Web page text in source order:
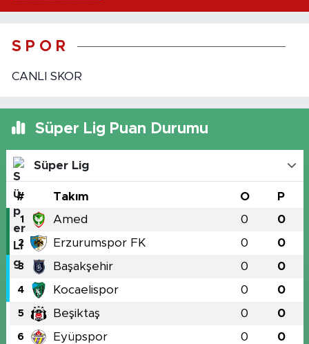
S P O R
CANLI SKOR
Süper Lig Puan Durumu
Süper Lig
# Takım O P
1 Amed 0 0
2 Erzurumspor FK 0 0
3 Başakşehir 0 0
4 Kocaelispor 0 0
5 Beşiktaş 0 0
6 Eyüpspor 0 0